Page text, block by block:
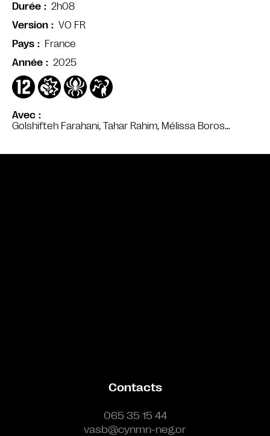
Avec
Golshifteh Farahani, Tahar Rahim, Mélissa Boros…
Durée
2h08
Version
VO FR
Pays
France
Année
2025
Contacts
065 35 15 44
vasb@cynmn-neg.or